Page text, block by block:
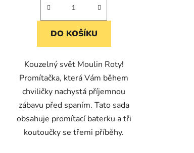
DO KOŠÍKU
Kouzelný svět Moulin Roty!
Promítačka, která Vám během
chviličky nachystá příjemnou
zábavu před spaním. Tato sada
obsahuje promítací baterku a tři
koutoučky se třemi příběhy.